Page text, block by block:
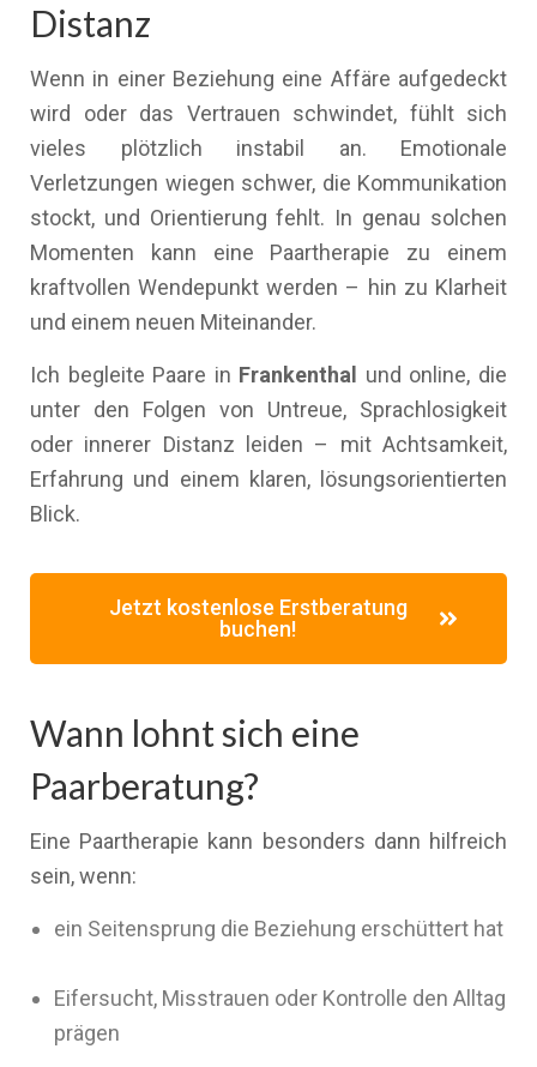
Distanz
Wenn in einer Beziehung eine Affäre aufgedeckt
wird oder das Vertrauen schwindet, fühlt sich
vieles plötzlich instabil an. Emotionale
Verletzungen wiegen schwer, die Kommunikation
stockt, und Orientierung fehlt. In genau solchen
Momenten kann eine Paartherapie zu einem
kraftvollen Wendepunkt werden – hin zu Klarheit
und einem neuen Miteinander.
Ich begleite Paare in Frankenthal
und online, die
unter den Folgen von Untreue, Sprachlosigkeit
oder innerer Distanz leiden – mit Achtsamkeit,
Erfahrung und einem klaren, lösungsorientierten
Blick.
Jetzt kostenlose Erstberatung
buchen!
Wann lohnt sich eine
Paarberatung?
Eine Paartherapie kann besonders dann hilfreich
sein, wenn:
ein Seitensprung die Beziehung erschüttert hat
Eifersucht, Misstrauen oder Kontrolle den Alltag
prägen